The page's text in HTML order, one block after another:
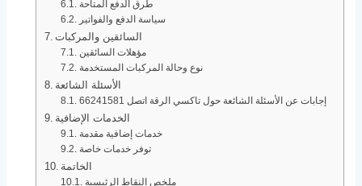
طرق الدفع المتاحة
سياسة الدفع والفواتير
السائقين والمركبات
مؤهلات السائقين
نوع وحالة المركبات المستخدمة
الأسئلة الشائعة
إجابات عن الأسئلة الشائعة حول تاكسي الرقة اتصل 66241581
الخدمات الإضافية
خدمات إضافية مقدمة
توفر خدمات خاصة
الخاتمة
ملخص النقاط الرئيسية